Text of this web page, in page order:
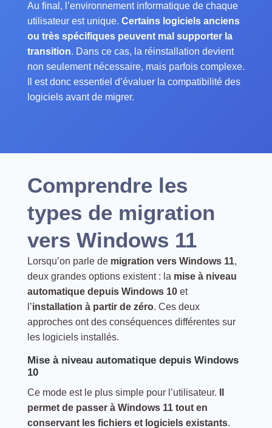
Au final, l’environnement informatique de chaque
utilisateur est unique. Certains logiciels anciens
ou très spécifiques peuvent mal supporter la
transition. Dans ce cas, la réinstallation devient
non seulement nécessaire, mais parfois complexe.
Il est donc essentiel d’évaluer la compatibilité des
logiciels avant de migrer.
Comprendre les
types de migration
vers Windows 11
Lorsqu’on parle de migration vers Windows 11,
deux grandes options existent : la mise à niveau
automatique depuis Windows 10et
l’installation à partir de zéro. Ces deux
approches ont des conséquences différentes sur
les logiciels installés.
Mise à niveau automatique depuis Windows
10
Ce mode est le plus simple pour l’utilisateur.
permet de passer à Windows 11 tout en
conservant les fichiers et logiciels existants.